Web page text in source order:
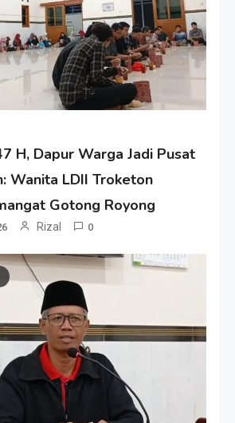
H, Dapur Warga Jadi Pusat
Wanita LDII Troketon
Gotong Royong
Rizal 0